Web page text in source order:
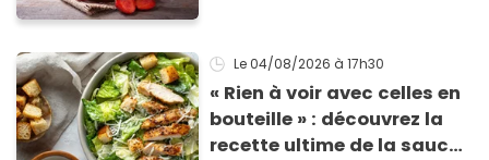
morceaux de verre
Le 04/08/2026 à 17h30
« Rien à voir avec celles en
bouteille » : découvrez la
recette ultime de la sauce